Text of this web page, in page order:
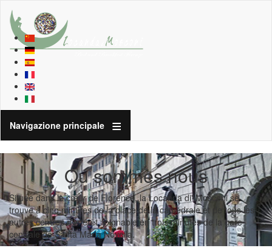
Navigazione principale
Ou sommes nous
Située dans le cœur de Florence, la Locanda di' Mosconi se
trouve à cinq minutes de la place de la cathédrale et de tous les
autres centres d’intérêt, joignable en trois minutes de la gare
centrale de Santa Maria Novella.